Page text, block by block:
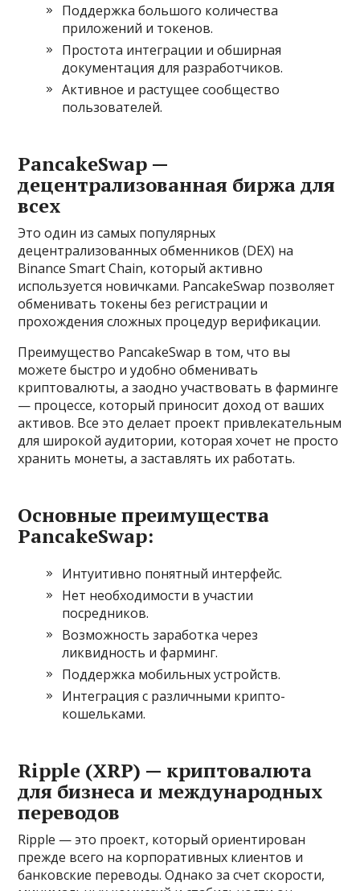
Поддержка большого количества
приложений и токенов.
Простота интеграции и обширная
документация для разработчиков.
Активное и растущее сообщество
пользователей.
PancakeSwap —
децентрализованная биржа для
всех
Это один из самых популярных
децентрализованных обменников (DEX) на
Binance Smart Chain, который активно
используется новичками. PancakeSwap позволяет
обменивать токены без регистрации и
прохождения сложных процедур верификации.
Преимущество PancakeSwap в том, что вы
можете быстро и удобно обменивать
криптовалюты, а заодно участвовать в фарминге
— процессе, который приносит доход от ваших
активов. Все это делает проект привлекательным
для широкой аудитории, которая хочет не просто
хранить монеты, а заставлять их работать.
Основные преимущества
PancakeSwap:
Интуитивно понятный интерфейс.
Нет необходимости в участии
посредников.
Возможность заработка через
ликвидность и фарминг.
Поддержка мобильных устройств.
Интеграция с различными крипто-
кошельками.
Ripple (XRP) — криптовалюта
для бизнеса и международных
переводов
Ripple — это проект, который ориентирован
прежде всего на корпоративных клиентов и
банковские переводы. Однако за счет скорости,